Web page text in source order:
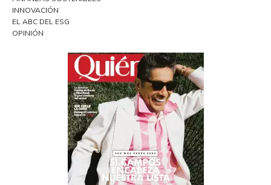
INNOVACIÓN
EL ABC DEL ESG
OPINIÓN